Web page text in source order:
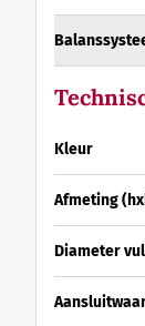
Kleur
Afmeting
Diameter